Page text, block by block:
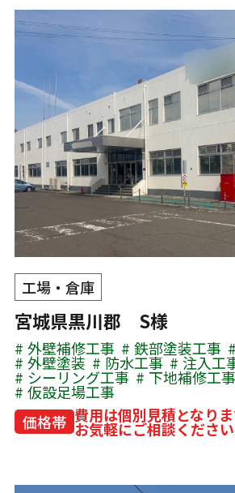
工場・倉庫
宮城県黒川郡 S様
外壁補修工事 鉄部塗装工事
外壁塗装 防水工事 注入工
シーリング工事 下地補修工事
仮設足場工事
価格帯 費用は個別見積となり
お気軽にご相談ください